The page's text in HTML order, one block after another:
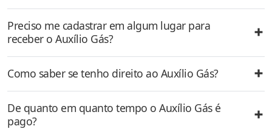
Preciso me cadastrar em algum lugar para
receber o Auxílio Gás?
Como saber se tenho direito ao Auxílio Gás?
De quanto em quanto tempo o Auxílio Gás é
pago?